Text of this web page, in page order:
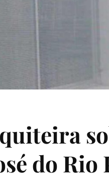
do Rio